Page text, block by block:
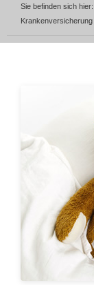
Sie befinden sich hier:
Krankenversicherung